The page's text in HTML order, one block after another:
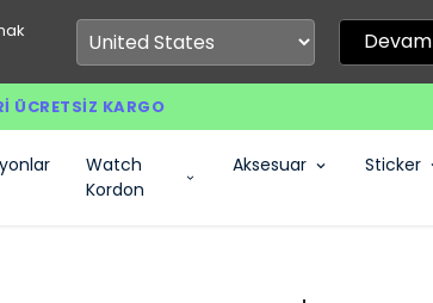
Devam
ÜCRETSIZ KARGO
Watch
Kordon
Aksesuar Sticker